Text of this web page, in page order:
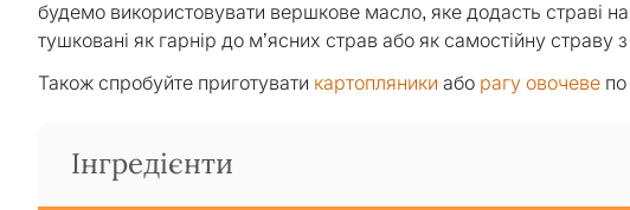
будемо використовувати вершкове масло, яке додасть страві
тушковані як гарнір до м’ясних страв або як самостійну страву
Також спробуйте приготувати картопляники або рагу овочеве
Інгредієнти